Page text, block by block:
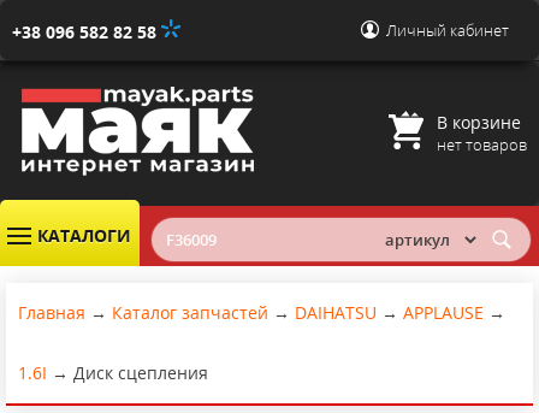
+38 096 582 82 58 Личный кабинет
В корзине
нет товаров
КАТАЛОГИ
Главная → Каталог запчастей → DAIHATSU → APPLAUSE →
1.6I → Диск сцепления